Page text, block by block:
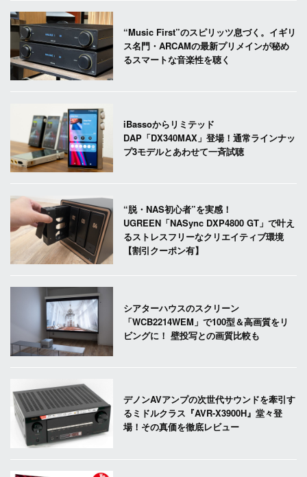
“Music First”のスピリッツ息づく。イギリ
ス名門・ARCAMの最新プリメインが秘め
るスマートな音楽性を聴く
iBassoからリミテッド
DAP「DX340MAX」登場！通常ラインナッ
プ3モデルとあわせて一斉試聴
“脱・NAS初心者”を実感！
UGREEN「NASync DXP4800 GT」で叶え
るストレスフリーなクリエイティブ環境
【割引クーポン有】
シアターハウスのスクリーン
「WCB2214WEM」で100型＆高画質をリ
ビングに！ 壁投写との画質比較も
デノンAVアンプの次世代サウンドを牽引す
るミドルクラス『AVR-X3900H』堂々登
場！その真価を徹底レビュー